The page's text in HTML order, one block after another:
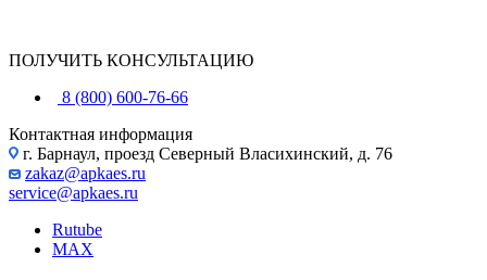
ПОЛУЧИТЬ КОНСУЛЬТАЦИЮ
8 (800) 600-76-66
Контактная информация
г. Барнаул, проезд Северный Власихинский, д. 76
zakaz@apkaes.ru
service@apkaes.ru
Rutube
MAX